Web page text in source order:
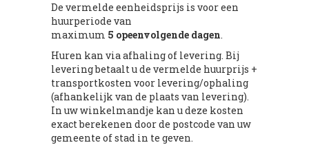
De vermelde eenheidsprijs is voor een
huurperiode van
maximum 5 opeenvolgende dagen.
Huren kan via afhaling of levering. Bij
levering betaalt u de vermelde huurprijs +
transportkosten voor levering/ophaling
(afhankelijk van de plaats van levering).
In uw winkelmandje kan u deze kosten
exact berekenen door de postcode van uw
gemeente of stad in te geven.